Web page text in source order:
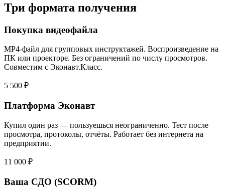
Три формата получения
Покупка видеофайла
MP4-файл для групповых инструктажей. Воспроизведение на
ПК или проекторе. Без ограничений по числу просмотров.
Совместим с Эконавт.Класс.
5 500 ₽
Платформа Эконавт
Купил один раз — пользуешься неограниченно. Тест после
просмотра, протоколы, отчёты. Работает без интернета на
предприятии.
11 000 ₽
Ваша СДО (SCORM)